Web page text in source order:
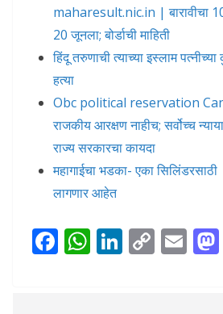
maharesult.nic.in | बारावीचा
20 जूनला; बोर्डाची माहिती
हिंदू तरुणाची त्याच्या इस्लाम
हत्या
Obc political reservation
राजकीय आरक्षण नाहीच; सर्वोच्च
राज्य सरकारचा कायदा
महागाईचा भडका- एका
लागणार आहेत
F W Li C E